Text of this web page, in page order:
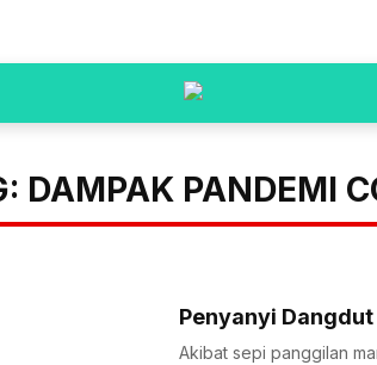
DAMPAK PANDEMI
Penyanyi
Akibat sepi panggilan